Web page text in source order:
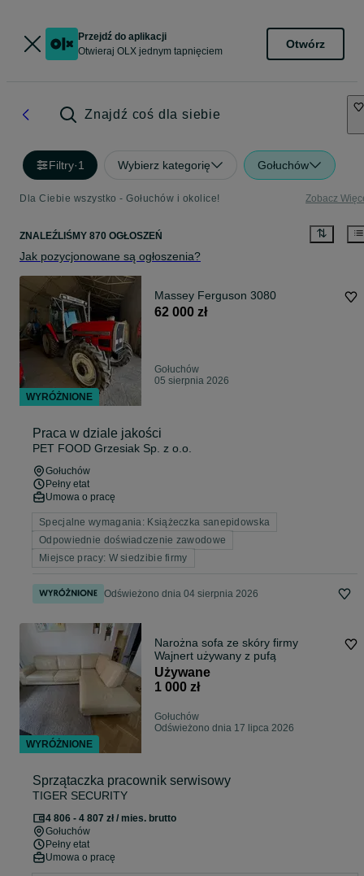
Przejdź do aplikacji
Otwieraj OLX jednym tapnięciem
Otwórz
Znajdź coś dla siebie
Filtry·1 Wybierz kategorię Gołuchów
Dla Ciebie wszystko - Gołuchów i okolice! Zobacz
ZNALEŹLIŚMY 870 OGŁOSZEŃ
Jak pozycjonowane są ogłoszenia?
Massey Ferguson 3080
62 000 zł
Gołuchów
05 sierpnia 2026
Praca w dziale jakości
PET FOOD Grzesiak Sp. z o.o.
Gołuchów
Pełny etat
Umowa o pracę
Specjalne wymagania: Książeczka sanepidowska
Odpowiednie doświadczenie zawodowe
Miejsce pracy: W siedzibie firmy
Odświeżono dnia 04 sierpnia 2026
Narożna sofa ze skóry firmy
Wajnert używany z pufą
Używane
1 000 zł
Gołuchów
Odświeżono dnia 17 lipca 2026
Sprzątaczka pracownik serwisowy
TIGER SECURITY
4 806 - 4 807 zł / mies. brutto
Gołuchów
Pełny etat
Umowa o pracę
WYRÓŻNIONE
WYRÓŻNIONE